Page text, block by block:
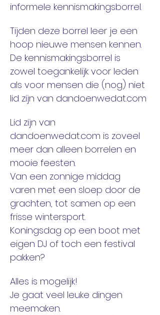
informele kennismakingsborrel.
Tijden deze borrel leer je een
hoop nieuwe mensen kennen.
De kennismakingsborrel is
zowel toegankelijk voor leden
als voor mensen die (nog) niet
lid zijn van dandoenwedat.com
Lid zijn van
dandoenwedat.com is zoveel
meer dan alleen borrelen en
mooie feesten.
Van een zonnige middag
varen met een sloep door de
grachten, tot samen op een
frisse wintersport.
Koningsdag op een boot met
eigen DJ of toch een festival
pakken?
Alles is mogelijk!
Je gaat veel leuke dingen
meemaken.